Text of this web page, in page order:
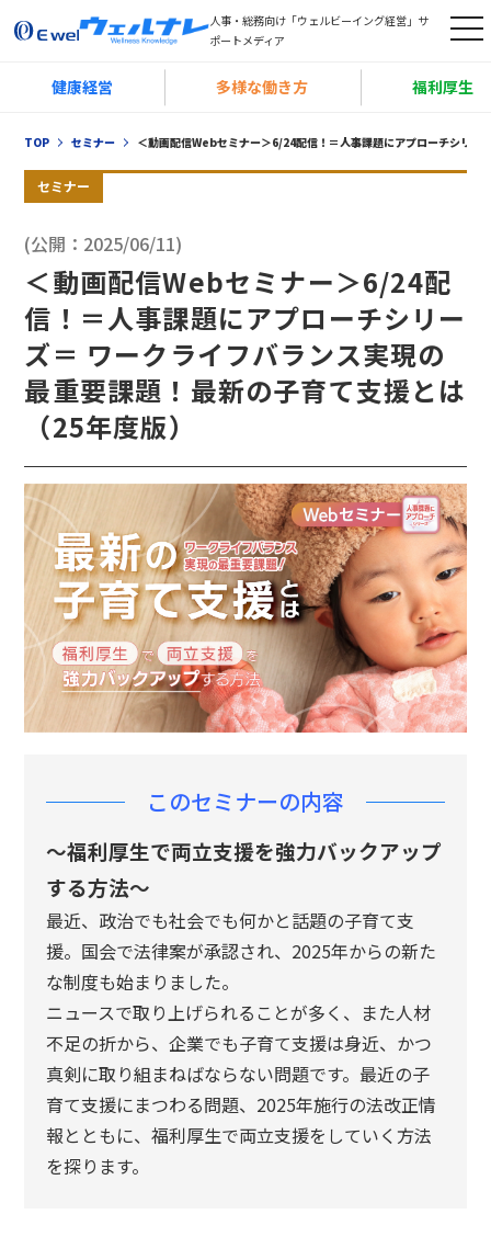
人事・総務向け「ウェルビーイング経営」サ
ポートメディア
t
g
l
o
n
健康経営 多様な働き方 福利厚生
TOP セミナー ＜動画配信Webセミナー＞6/24配信！＝人事課題にアプローチシリー
セミナー
(公開：2025/06/11)
＜動画配信Webセミナー＞6/24配
信！＝人事課題にアプローチシリー
ズ＝ ワークライフバランス実現の
最重要課題！最新の子育て支援とは
（25年度版）
このセミナーの内容
～福利厚生で両立支援を強力バックアップ
する方法～
最近、政治でも社会でも何かと話題の子育て支
援。国会で法律案が承認され、2025年からの新た
な制度も始まりました。
ニュースで取り上げられることが多く、また人材
不足の折から、企業でも子育て支援は身近、かつ
真剣に取り組まねばならない問題です。最近の子
育て支援にまつわる問題、2025年施行の法改正情
報とともに、福利厚生で両立支援をしていく方法
を探ります。